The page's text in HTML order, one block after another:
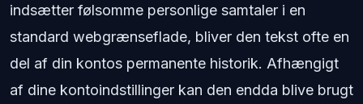
indsætter følsomme personlige samtaler i en
standard webgrænseflade, bliver den tekst ofte en
del af din kontos permanente historik. Afhængigt
af dine kontoindstillinger kan den endda blive brugt